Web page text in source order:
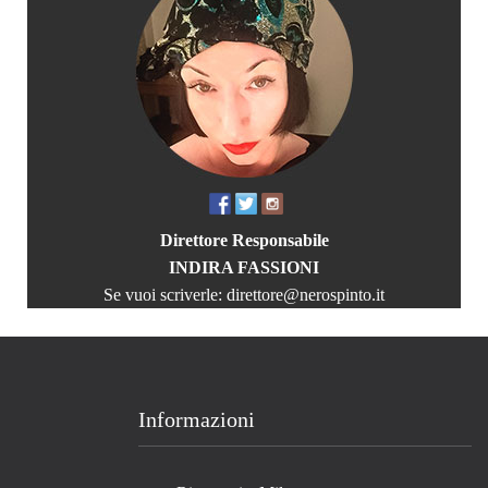
Direttore Responsabile
INDIRA FASSIONI
Se vuoi scriverle: direttore@nerospinto.it
Informazioni